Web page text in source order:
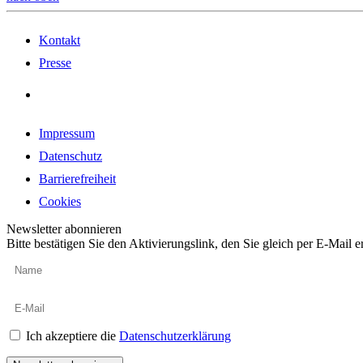
Kontakt
Presse
Impressum
Datenschutz
Barrierefreiheit
Cookies
Newsletter abonnieren
Bitte bestätigen Sie den Aktivierungslink, den Sie gleich per E-Mail
Ich akzeptiere die Datenschutzerklärung